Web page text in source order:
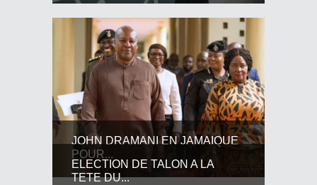
JOHN DRAMANI EN JAMAIQUE
POUR...
ELECTION DE TALON A LA
TETE DU...